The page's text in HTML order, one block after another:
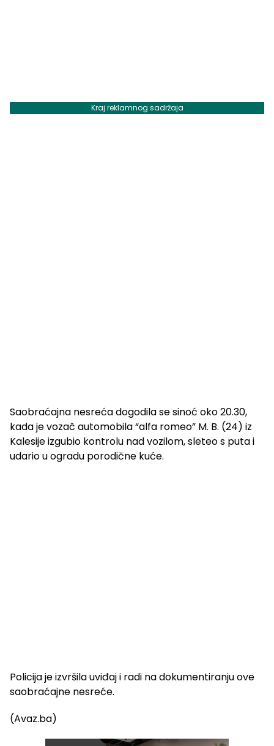
Kraj reklamnog sadržaja
Saobraćajna nesreća dogodila se sinoć oko 20.30,
kada je vozač automobila “alfa romeo” M. B. (24) iz
Kalesije izgubio kontrolu nad vozilom, sleteo s puta i
udario u ogradu porodične kuće.
Policija je izvršila uviđaj i radi na dokumentiranju ove
saobraćajne nesreće.
(Avaz.ba)